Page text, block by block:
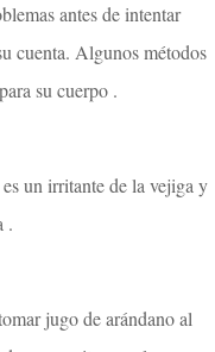
antes de intentar
cuenta. Algunos métodos
su cuerpo .
un irritante de la vejiga y
.
jugo de arándano al